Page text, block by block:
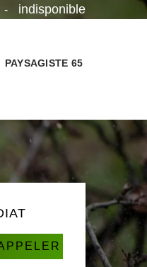
- indisponible
PAYSAGISTE 65